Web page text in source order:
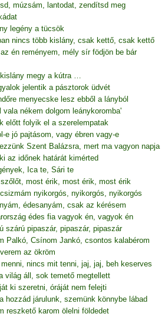
múzsám, lantodat, zendítsd meg
legény a tücsök
nincs több kislány, csak kettő, csak kettő
én reményem, mély sír födjön be bár
kislány megy a kútra …
jelentik a pásztorok üdvét
menyecske lesz ebből a lányból
vala nékem dolgom leánykoromba'
előtt folyik el a szerelempatak
e jó pajtásom, vagy ébren vagy-e
Szent Balázsra, mert ma vagyon napja
az időnek határát kimérted
Ica te, Sári te
most érik, most érik, most érik
nyikorgós, nyikorgós, nyikorgós
édesanyám, csak az kérésem
édes fia vagyok én, vagyok én
szárú pipaszár, pipaszár, pipaszár
Palkó, Csínom Jankó, csontos kalabérom
az ökröm
nincs mit tenni, jaj, jaj, beh keserves
világ áll, sok temető megtellett
ki szeretni, óráját nem felejti
hozzád járulunk, szemünk könnybe lábad
reszkető karom ölelni földedet